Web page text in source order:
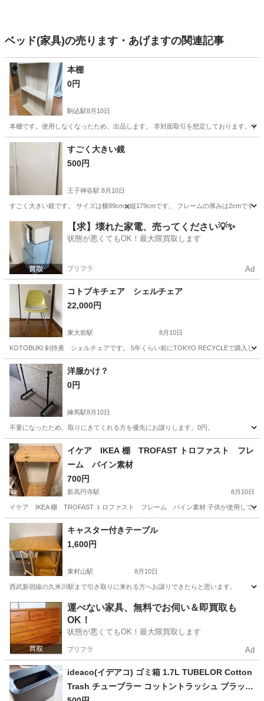
ベッド(家具)の売ります・あげますの関連記事
本棚
0円
駒込駅8月10日
本棚です。使用しなくなったため、出品します。 非対面取引を想定しております。
東京 北区 駒込駅 収納家具
すごく大きい鏡
500円
王子神谷駅 8月10日
すごく大きい鏡です。 サイズは横89cm✖️縦179cmです。 フレームの厚みは2cmです
東京 北区 王子神谷駅 ドレッサー フレーム
【求】壊れた家電、売ってください💡✨
状態が悪くてもOK！最大限買取します
プリフラ Ad
コトブキチェア シェルチェア
22,000円
東大前駅 8月10日
KOTOBUKI 剣持勇 シェルチェアです。 5年くらい前にTOKYO RECYCLEで購入し
東京 文京区 東大前駅
洋服かけ？
0円
練馬駅8月10日
不要になったため、取りにきてくれる方を優先にお譲りします。0円。
東京 練馬区 練馬駅 収納家具
イケア IKEA 棚 TROFAST トロファスト フレ
ーム パイン素材
700円
新高円寺駅 8月10日
イケア IKEA 棚 TROFAST トロファスト フレーム パイン素材 子供が使用しており
東京 杉並区 新高円寺駅
キャスター付きテーブル
1,600円
東村山駅 8月10日
西武新宿線の久米川駅まで引き取りに来れる方へお譲りできたらと思います。
東京 東村山市 東村山駅 テーブル
運べない家具、無料でお伺い＆即買取も
OK！
状態が悪くてもOK！最大限買取します
プリフラ Ad
ideaco(イデアコ) ゴミ箱 1.7L TUBELOR Cotton
Trash チューブラー コットントラッシュ ブラック